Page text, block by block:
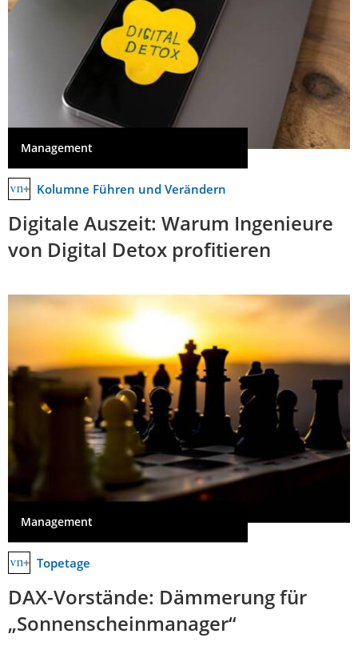
Management
Kolumne Führen und Verändern
Digitale Auszeit: Warum Ingenieure
von Digital Detox profitieren
Management
Topetage
DAX-Vorstände: Dämmerung für
„Sonnenscheinmanager“